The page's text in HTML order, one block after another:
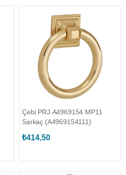
Çebi PRJ A4969154 MP11
Sarkaç (A4969154111)
₺414,50